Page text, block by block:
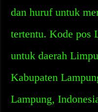
dan huruf untuk
tertentu. Kode pos
untuk daerah
Kabupaten
Lampung,